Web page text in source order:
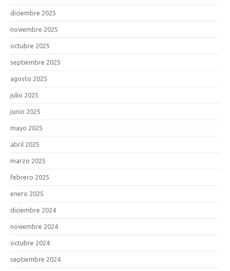
diciembre 2025
noviembre 2025
octubre 2025
septiembre 2025
agosto 2025
julio 2025
junio 2025
mayo 2025
abril 2025
marzo 2025
febrero 2025
enero 2025
diciembre 2024
noviembre 2024
octubre 2024
septiembre 2024